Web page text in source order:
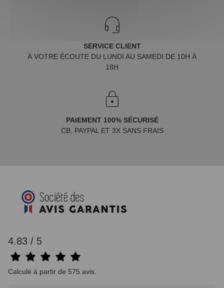
SERVICE CLIENT
À VOTRE ÉCOUTE DU LUNDI AU SAMEDI DE 10H À
18H
PAIEMENT 100% SÉCURISÉ
CB, PAYPAL ET 3X SANS FRAIS
4.83 / 5
Calculé à partir de 575 avis.